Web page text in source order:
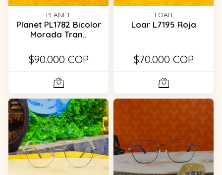
PLANET
Planet PL1782 Bicolor
Morada Tran..
$90.000 COP
LOAR
Loar L7195 Roja
$70.000 COP